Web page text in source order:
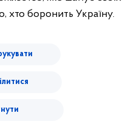
хто боронить Україну.